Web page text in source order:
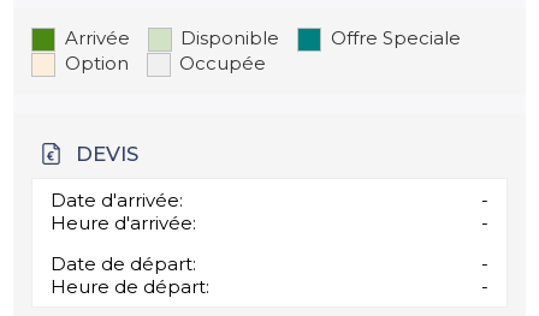
Arrivée Disponible
Offre Speciale
Option
Occupée
DEVIS
Date d'arrivée:
-
Heure d'arrivée:
-
Date de départ:
-
Heure de départ:
-